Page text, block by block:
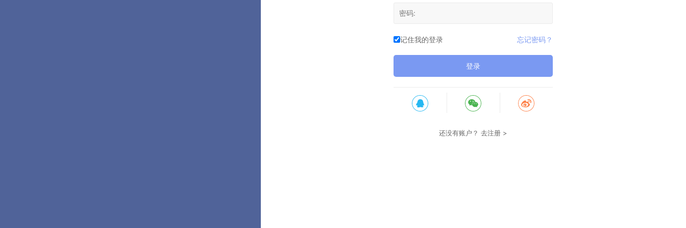
记住我的登录 忘记密码？
登录
还没有账户？去注册 >